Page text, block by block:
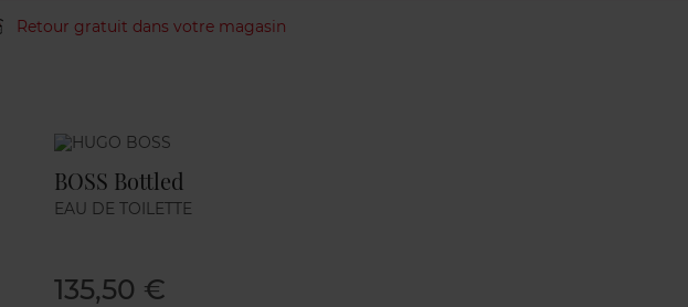
Retour gratuit dans votre magasin
Marque
BOSS Bottled
EAU DE TOILETTE
135,50 €